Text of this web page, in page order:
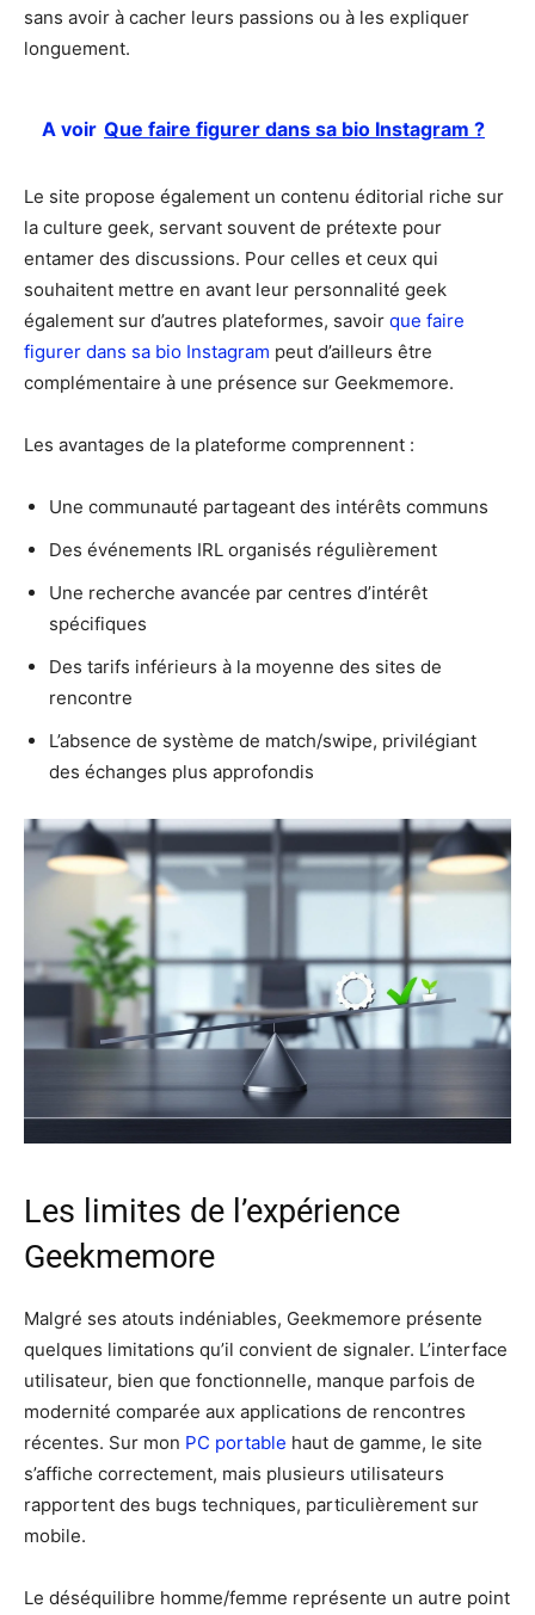
sans avoir à cacher leurs passions ou à les expliquer
longuement.
A voir Que faire figurer dans sa bio Instagram ?
Le site propose également un contenu éditorial riche sur
la culture geek, servant souvent de prétexte pour
entamer des discussions. Pour celles et ceux qui
souhaitent mettre en avant leur personnalité geek
également sur d’autres plateformes, savoir que faire
figurer dans sa bio Instagram peut d’ailleurs être
complémentaire à une présence sur Geekmemore.
Les avantages de la plateforme comprennent :
Une communauté partageant des intérêts communs
Des événements IRL organisés régulièrement
Une recherche avancée par centres d’intérêt
spécifiques
Des tarifs inférieurs à la moyenne des sites de
rencontre
L’absence de système de match/swipe, privilégiant
des échanges plus approfondis
Les limites de l’expérience
Geekmemore
Malgré ses atouts indéniables, Geekmemore présente
quelques limitations qu’il convient de signaler. L’interface
utilisateur, bien que fonctionnelle, manque parfois de
modernité comparée aux applications de rencontres
récentes. Sur mon PC portable haut de gamme, le site
s’affiche correctement, mais plusieurs utilisateurs
rapportent des bugs techniques, particulièrement sur
mobile.
Le déséquilibre homme/femme représente un autre point